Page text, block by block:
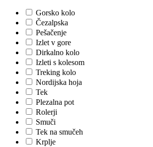
Gorsko kolo
Čezalpska
Pešačenje
Izlet v gore
Dirkalno kolo
Izleti s kolesom
Treking kolo
Nordijska hoja
Tek
Plezalna pot
Rolerji
Smuči
Tek na smučeh
Krplje